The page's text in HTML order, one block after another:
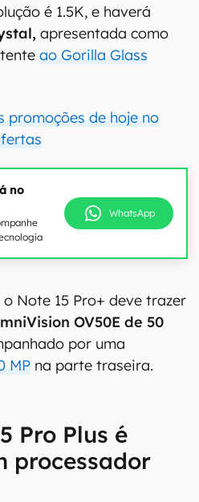
é 1.5K, e haverá
apresentada como
ao Gorilla Glass
promoções de hoje no
no
WhatsApp
Note 15 Pro+ deve trazer
OV50E de 50
por uma
MP na parte traseira.
Pro Plus é
processador